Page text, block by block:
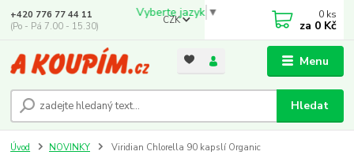
Vyberte jazyk ▼
Menu
CZK
Hledat
+420 776 77 44 11
(Po - Pá 7.00 - 15.30)
0 ks
za 0 Kč
Úvod NOVINKY Viridian Chlorella 90 kapslí Organic